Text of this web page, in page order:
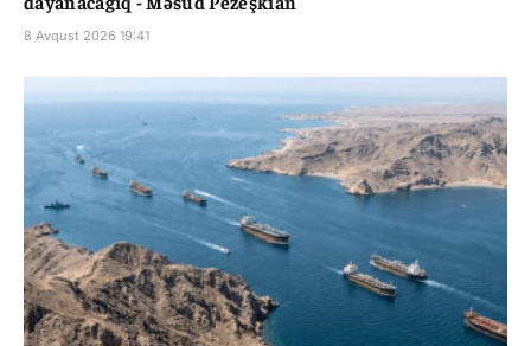
8 Avqust 2026 19:41